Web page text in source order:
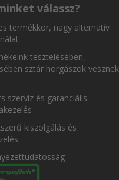
válassz?
termékkör, nagy alternatív
tesztelésében,
sztár horgászok vesznek
szerviz és garanciális
kiszolgálás és